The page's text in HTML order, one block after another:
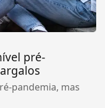
pré-
pandemia, mas